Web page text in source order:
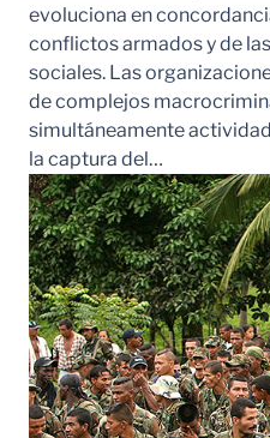
evoluciona en
conflictos armados y de
sociales. Las
de complejos
simultáneamente
la captura del…